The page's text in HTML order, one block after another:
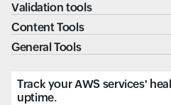
Validation tools
Content Tools
General Tools
Track your AWS services'
uptime.